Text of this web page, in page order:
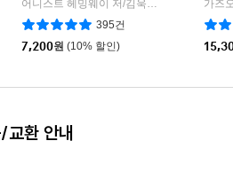
어니스트 헤밍웨이 저/김욱동 역
민음사
395건
7,200원 (10% 할인)
교환 안내